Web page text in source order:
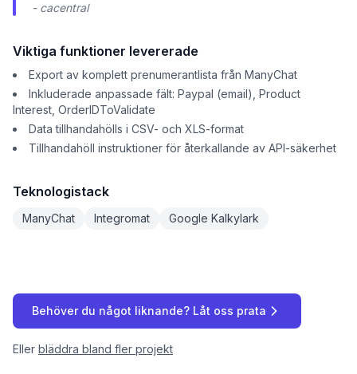
- cacentral
Viktiga funktioner levererade
Export av komplett prenumerantlista från ManyChat
Inkluderade anpassade fält: Paypal (email), Product
Interest, OrderIDToValidate
Data tillhandahölls i CSV- och XLS-format
Tillhandahöll instruktioner för återkallande av API-säkerhet
Teknologistack
ManyChat Integromat Google Kalkylark
Behöver du något liknande? Låt oss prata
Eller bläddra bland fler projekt